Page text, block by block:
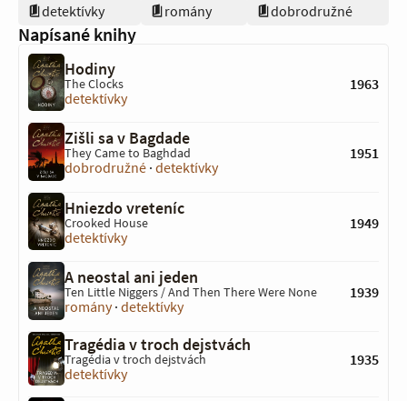
detektívky romány dobrodružné
Napísané knihy
Hodiny
The Clocks
detektívky
1963
Zišli sa v Bagdade
They Came to Baghdad
dobrodružné · detektívky
1951
Hniezdo vreteníc
Crooked House
detektívky
1949
A neostal ani jeden
Ten Little Niggers / And Then There Were None
romány· detektívky
1939
Tragédia v troch dejstvách
Tragédia v troch dejstvách
detektívky
1935